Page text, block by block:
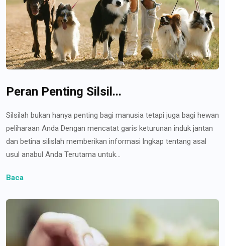
Peran Penting Silsil...
Silsilah bukan hanya penting bagi manusia tetapi juga bagi hewan
peliharaan Anda Dengan mencatat garis keturunan induk jantan
dan betina silislah memberikan informasi lngkap tentang asal
usul anabul Anda Terutama untuk...
Baca